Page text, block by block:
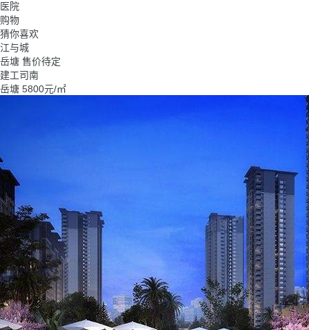
医院
购物
猜你喜欢
江与城
岳塘 售价待定
建工司南
岳塘 5800元/㎡